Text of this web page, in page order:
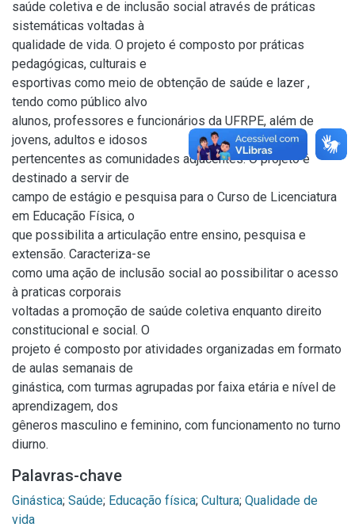
saúde coletiva e de inclusão social através de práticas
sistemáticas voltadas à
qualidade de vida. O projeto é composto por práticas
pedagógicas, culturais e
esportivas como meio de obtenção de saúde e lazer ,
tendo como público alvo
alunos, professores e funcionários da UFRPE, além de
jovens, adultos e idosos
pertencentes as comunidades adjacentes. O projeto é
destinado a servir de
campo de estágio e pesquisa para o Curso de Licenciatura
em Educação Física, o
que possibilita a articulação entre ensino, pesquisa e
extensão. Caracteriza-se
como uma ação de inclusão social ao possibilitar o acesso
à praticas corporais
voltadas a promoção de saúde coletiva enquanto direito
constitucional e social. O
projeto é composto por atividades organizadas em formato
de aulas semanais de
ginástica, com turmas agrupadas por faixa etária e nível de
aprendizagem, dos
gêneros masculino e feminino, com funcionamento no turno
diurno.
Palavras-chave
Ginástica; Saúde; Educação física; Cultura; Qualidade de
vida